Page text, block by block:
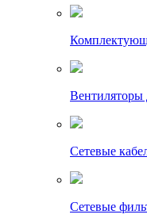
Вентиляторы
Сетевые
Сетевые